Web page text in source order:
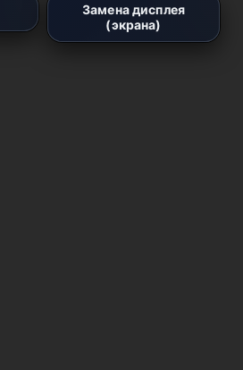
Замена дисплея
(экрана)